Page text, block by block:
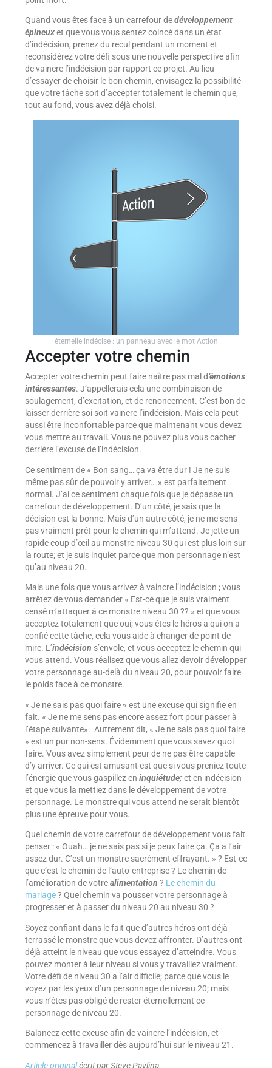
Quand vous êtes face à un carrefour dedéveloppement
épineuxet que vous vous sentez coincé dans un état
d’indécision, prenez du recul pendant un moment et
reconsidérez votre défi sous une nouvelle perspective afin
de vaincre l’indécision par rapport ce projet. Au lieu
d’essayer de choisir le bon chemin, envisagez la possibilité
que votre tâche soit d’accepter totalement le chemin que,
tout au fond, vous avez déjà choisi.
éternelle indécise : un panneau avec le mot Action
Accepter votre chemin
Accepter votre chemin peut faire naître pas mal d’émotions
intéressantes. J’appellerais cela une combinaison de
soulagement, d’excitation, et de renoncement. C’est bon de
laisser derrière soi soit vaincre l’indécision. Mais cela peut
aussi être inconfortable parce que maintenant vous devez
vous mettre au travail. Vous ne pouvez plus vous cacher
derrière l’excuse de l’indécision.
Ce sentiment de « Bon sang… ça va être dur ! Je ne suis
même pas sûr de pouvoir y arriver… » est parfaitement
normal. J’ai ce sentiment chaque fois que je dépasse un
carrefour de développement. D’un côté, je sais que la
décision est la bonne. Mais d’un autre côté, je ne me sens
pas vraiment prêt pour le chemin qui m’attend. Je jette un
rapide coup d’œil au monstre niveau 30 qui est plus loin sur
la route; et je suis inquiet parce que mon personnage n’est
qu’au niveau 20.
Mais une fois que vous arrivez à vaincre l’indécision ; vous
arrêtez de vous demander « Est-ce que je suis vraiment
censé m’attaquer à ce monstre niveau 30 ?? » et que vous
acceptez totalement que oui; vous êtes le héros a qui on a
confié cette tâche, cela vous aide à changer de point de
mire. L’indécision s’envole, et vous acceptez le chemin qui
vous attend. Vous réalisez que vous allez devoir développer
votre personnage au-delà du niveau 20, pour pouvoir faire
le poids face à ce monstre.
« Je ne sais pas quoi faire » est une excuse qui signifie en
fait. « Je ne me sens pas encore assez fort pour passer à
l’étape suivante». Autrement dit, « Je ne sais pas quoi faire
» est un pur non-sens. Évidemment que vous savez quoi
faire. Vous avez simplement peur de ne pas être capable
d’y arriver. Ce qui est amusant est que si vous preniez toute
l’énergie que vous gaspillez en inquiétude; et en indécision
et que vous la mettiez dans le développement de votre
personnage. Le monstre qui vous attend ne serait bientôt
plus une épreuve pour vous.
Quel chemin de votre carrefour de développement vous fait
penser : « Ouah… je ne sais pas si je peux faire ça. Ça a l’air
assez dur. C’est un monstre sacrément effrayant. » ? Est-ce
que c’est le chemin de l’auto-entreprise ? Le chemin de
l’amélioration de votrealimentation ? Le chemin du
mariage? Quel chemin va pousser votre personnage à
progresser et à passer du niveau 20 au niveau 30 ?
Soyez confiant dans le fait que d’autres héros ont déjà
terrassé le monstre que vous devez affronter. D’autres ont
déjà atteint le niveau que vous essayez d’atteindre. Vous
pouvez monter à leur niveau si vous y travaillez vraiment.
Votre défi de niveau 30 a l’air difficile; parce que vous le
voyez par les yeux d’un personnage de niveau 20; mais
vous n’êtes pas obligé de rester éternellement ce
personnage de niveau 20.
Balancez cette excuse afin de vaincre l’indécision, et
commencez à travailler dès aujourd’hui sur le niveau 21.
Article originalécrit par Steve Pavlina.